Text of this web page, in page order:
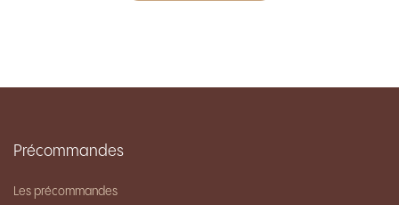
Précommandes
Les précommandes